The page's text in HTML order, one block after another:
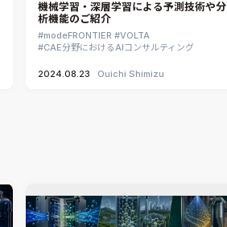
機械学習・深層学習による予測技術や分
析機能のご紹介
modeFRONTIER
VOLTA
CAE分野におけるAIコンサルティング
2024.08.23 Ouichi Shimizu